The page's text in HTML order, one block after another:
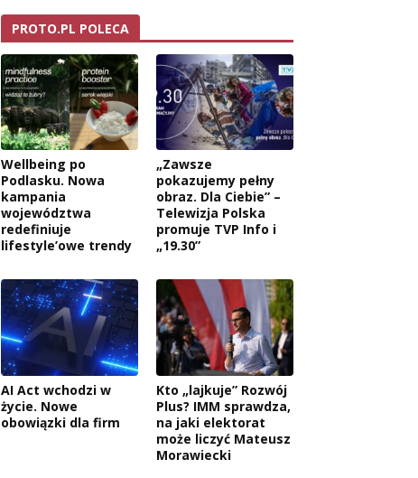
PROTO.PL POLECA
Wellbeing po
Podlasku. Nowa
kampania
województwa
redefiniuje
lifestyle’owe trendy
„Zawsze
pokazujemy pełny
obraz. Dla Ciebie” –
Telewizja Polska
promuje TVP Info i
„19.30”
AI Act wchodzi w
życie. Nowe
obowiązki dla firm
Kto „lajkuje” Rozwój
Plus? IMM sprawdza,
na jaki elektorat
może liczyć Mateusz
Morawiecki